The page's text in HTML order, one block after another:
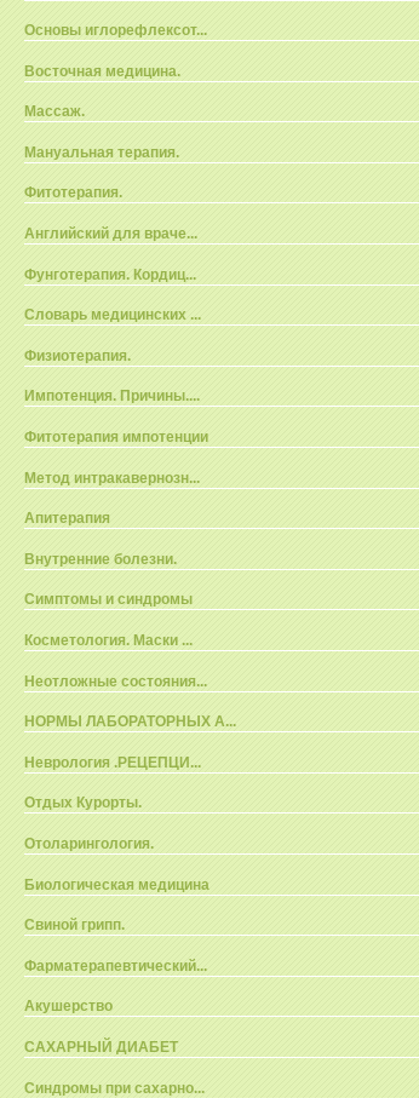
Основы иглорефлексот...
Восточная медицина.
Массаж.
Мануальная терапия.
Фитотерапия.
Английский для враче...
Фунготерапия. Кордиц...
Словарь медицинских ...
Физиотерапия.
Импотенция. Причины....
Фитотерапия импотенции
Метод интракавернозн...
Апитерапия
Внутренние болезни.
Симптомы и синдромы
Косметология. Маски ...
Неотложные состояния...
НОРМЫ ЛАБОРАТОРНЫХ А...
Неврология .РЕЦЕПЦИ...
Отдых Курорты.
Отоларингология.
Биологическая медицина
Свиной грипп.
Фарматерапевтический...
Акушерство
САХАРНЫЙ ДИАБЕТ
Синдромы при сахарно...